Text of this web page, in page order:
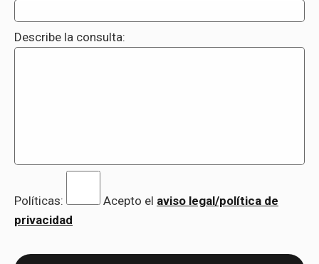
Describe la consulta:
Políticas: Acepto el aviso legal/política de
privacidad